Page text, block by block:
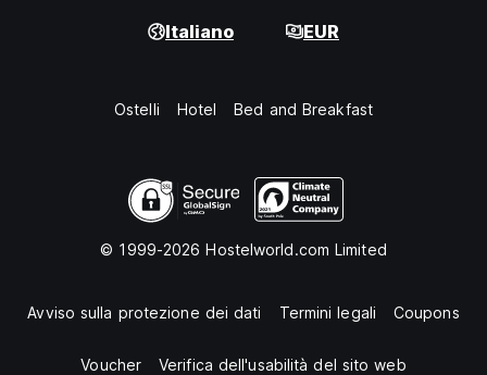
Italiano EUR
Ostelli Hotel Bed and Breakfast
© 1999-2026 Hostelworld.com Limited
Avviso sulla protezione dei dati Termini legali Coupons
Voucher Verifica dell'usabilità del sito web